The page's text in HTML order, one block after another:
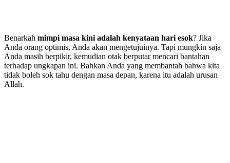
Benarkah mimpi masa kini adalah kenyataan hari esok? Jika
Anda orang optimis, Anda akan mengetujuinya. Tapi mungkin saja
Anda masih berpikir, kemudian otak berputar mencari bantahan
terhadap ungkapan ini. Bahkan Anda yang membantah bahwa kita
tidak boleh sok tahu dengan masa depan, karena itu adalah urusan
Allah.